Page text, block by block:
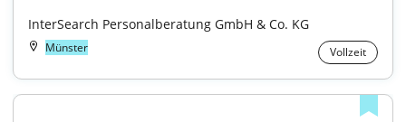
InterSearch Personalberatung GmbH & Co. KG
Münster Vollzeit